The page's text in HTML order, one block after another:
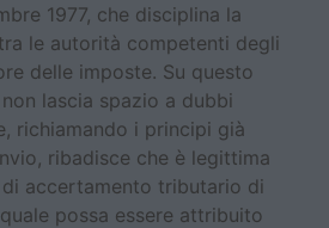
1977, che disciplina la
le autorità competenti degli
delle imposte. Su questo
lascia spazio a dubbi
richiamando i principi già
ribadisce che è legittima
di accertamento tributario di
possa essere attribuito